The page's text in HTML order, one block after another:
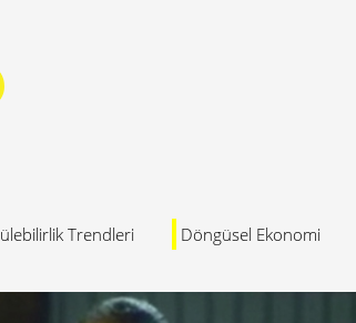
Trendleri Döngüsel Ekonomi